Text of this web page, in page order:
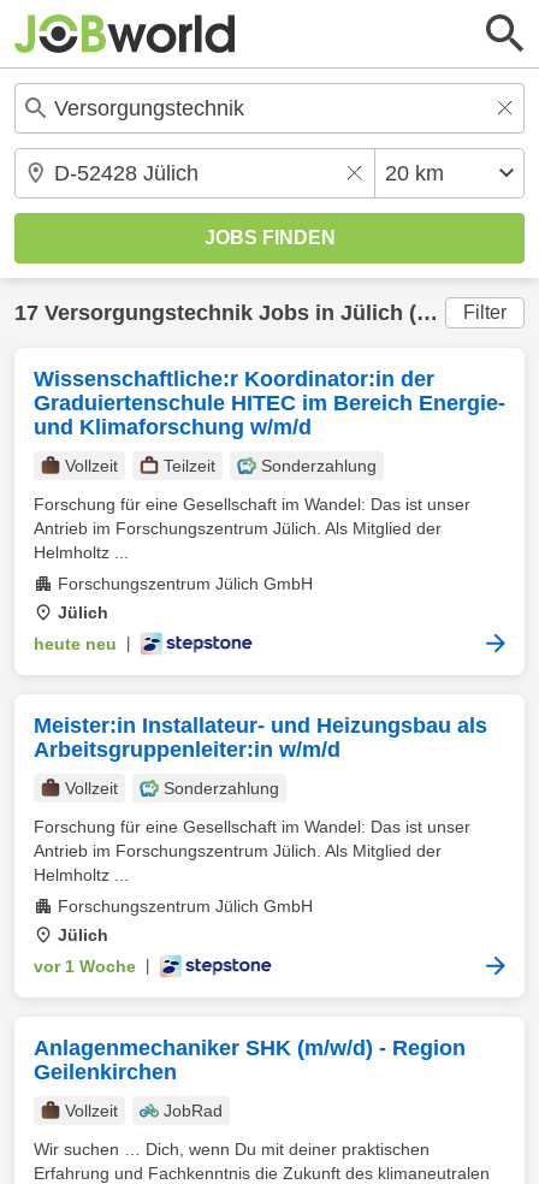
17 Versorgungstechnik Jobs in Jülich (20 km) gefunden Filter
Wissenschaftliche:r Koordinator:in der
Graduiertenschule HITEC im Bereich Energie-
und Klimaforschung w/m/d
Vollzeit Teilzeit
Sonderzahlung
Forschung für eine Gesellschaft im Wandel: Das ist unser
Antrieb im Forschungszentrum Jülich. Als Mitglied der
Helmholtz ...
Forschungszentrum Jülich GmbH
Jülich
heute neu
Meister:in Installateur- und Heizungsbau als
Arbeitsgruppenleiter:in w/m/d
Vollzeit
Sonderzahlung
Forschung für eine Gesellschaft im Wandel: Das ist unser
Antrieb im Forschungszentrum Jülich. Als Mitglied der
Helmholtz ...
Forschungszentrum Jülich GmbH
Jülich
vor 1 Woche
Anlagenmechaniker SHK (m/w/d) - Region
Geilenkirchen
Vollzeit
JobRad
Wir suchen … Dich, wenn Du mit deiner praktischen
Erfahrung und Fachkenntnis die Zukunft des klimaneutralen